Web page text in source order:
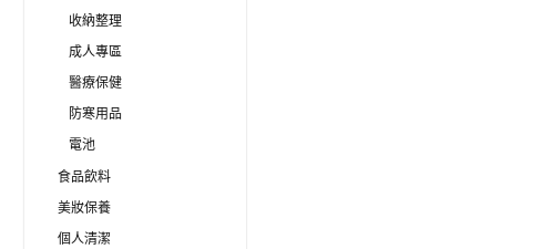
收納整理
成人專區
醫療保健
防寒用品
電池
食品飲料
美妝保養
個人清潔